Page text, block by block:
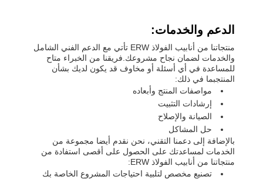
الدعم والخدمات:
منتجاتنا من أنابيب الفولاذ ERW تأتي مع الدعم الفني الشامل
والخدمات لضمان نجاح مشروعك.فريقنا من الخبراء متاح
للمساعدة في أي أسئلة أو مخاوف قد يكون لديك بشأن
المنتجبما في ذلك:
مواصفات المنتج وأبعاده
إرشادات التثبيت
الصيانة والإصلاح
حل المشاكل
بالإضافة إلى دعمنا التقني، نحن نقدم أيضا مجموعة من
الخدمات لمساعدتك على الحصول على أقصى استفادة من
منتجاتنا من أنابيب الفولاذ ERW:
تصنيع مخصص لتلبية احتياجات المشروع الخاصة بك